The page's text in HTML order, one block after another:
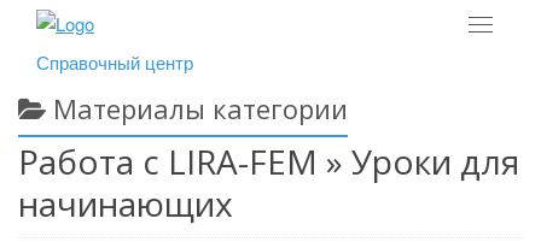
Toggle
Справочный центр
Материалы категории
Работа с LIRA-FEM » Уроки для
начинающих